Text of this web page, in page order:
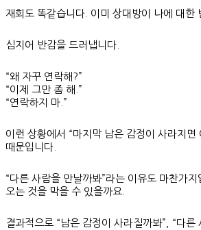
재회도 똑같습니다. 이미 상대방이 나에 대
심지어 반감을 드러냅니다.
“왜 자꾸 연락해?”
“이제 그만 좀 해.”
“연락하지 마.”
이런 상황에서 “마지막 남은 감정이 사라지
때문입니다.
“다른 사람을 만날까봐”라는 이유도 마찬가
오는 것을 막을 수 있을까요.
결과적으로 “남은 감정이 사라질까봐”, “다